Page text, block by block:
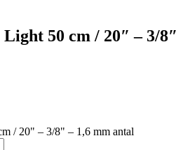
50 cm / 20″ – 3/8″
/ 20" – 3/8" – 1,6 mm antal